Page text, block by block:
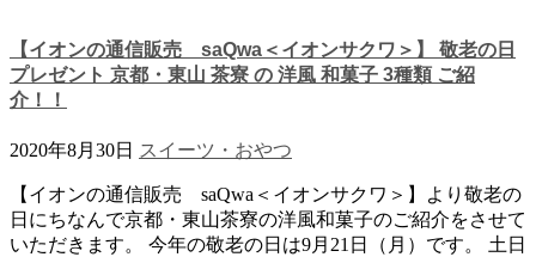
【イオンの通信販売 saQwa＜イオンサクワ＞】 敬老の日
プレゼント 京都・東山 茶寮 の 洋風 和菓子 3種類 ご紹
介！！
2020年8月30日 スイーツ・おやつ
【イオンの通信販売 saQwa＜イオンサクワ＞】より敬老の
日にちなんで京都・東山茶寮の洋風和菓子のご紹介をさせて
いただきます。 今年の敬老の日は9月21日（月）です。 土日